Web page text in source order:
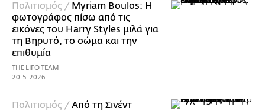
Πολιτισμός / Myriam Boulos: Η
φωτογράφος πίσω από τις
εικόνες του Harry Styles μιλά για
τη Βηρυτό, το σώμα και την
επιθυμία
THE LIFO TEAM
20.5.2026
Πολιτισμός /Από τη Σινέντ